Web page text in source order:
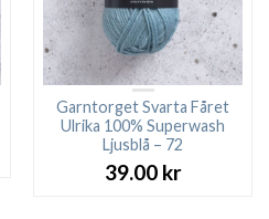
Garntorget Svarta Fåret
Ulrika 100% Superwash
Ljusblå – 72
39.00 kr